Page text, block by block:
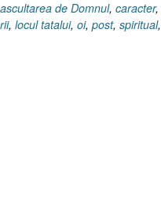
ascultarea de Domnul, caracter,
, locul tatalui, oi, post, spiritual,